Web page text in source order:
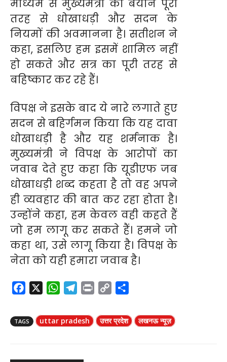
माध्यम से मुख्यमंत्री का बयान पूरी
तरह से धोखाधड़ी और सदन के
नियमों की अवमानना है। सतीशन ने
कहा, इसलिए हम इसमें शामिल नहीं
हो सकते और सत्र का पूरी तरह से
बहिष्कार कर रहे हैं।
विपक्ष ने इसके बाद ये नारे लगाते हुए
सदन से बहिर्गमन किया कि यह दावा
धोखाधड़ी है और यह शर्मनाक है।
मुख्यमंत्री ने विपक्ष के आरोपों का
जवाब देते हुए कहा कि यूडीएफ जब
धोखाधड़ी शब्द कहता है तो वह अपने
ही व्यवहार की बात कर रहा होता है।
उन्होंने कहा, हम केवल वही कहते हैं
जो हम लागू कर सकते हैं। हमने जो
कहा था, उसे लागू किया है। विपक्ष के
नेता को यही हमारा जवाब है।
c
e
W
a
t
l
e
n
p
y
a
r
TAGS uttar pradesh उत्तर प्रदेश लखनऊ न्यूज़